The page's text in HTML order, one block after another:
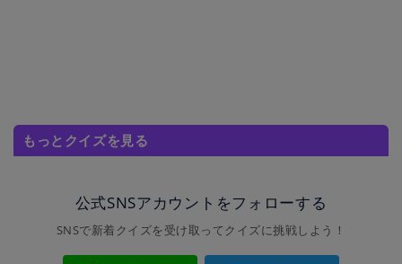
もっとクイズを見る
公式SNSアカウントをフォローする
SNSで新着クイズを受け取ってクイズに挑戦しよう！